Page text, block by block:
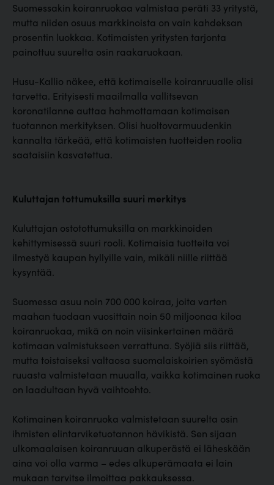
Suomessakin koiranruokaa valmistaa peräti 33 yritystä,
mutta niiden osuus markkinoista on vain kahdeksan
prosentin luokkaa. Kotimaisten yritysten tarjonta
painottuu suurelta osin raakaruokaan.
Husu-Kallio näkee, että kotimaiselle koiranruualle olisi
tarvetta. Erityisesti maailmalla vallitsevan
koronatilanne auttaa hahmottamaan kotimaisen
tuotannon merkityksen. Olisi huoltovarmuudenkin
kannalta tärkeää, että kotimaisten tuotteiden roolia
saataisiin kasvatettua.
Kuluttajan tottumuksilla suuri merkitys
Kuluttajan ostotottumuksilla on markkinoiden
kehittymisessä suuri rooli. Kotimaisia tuotteita voi
ilmestyä kaupan hyllyille vain, mikäli niille riittää
kysyntää.
Suomessa asuu noin 700 000 koiraa, joita varten
maahan tuodaan vuosittain noin 50 miljoonaa kiloa
koiranruokaa, mikä on noin viisinkertainen määrä
kotimaan valmistukseen verrattuna. Syöjiä siis riittää,
mutta toistaiseksi valtaosa suomalaiskoirien syömästä
ruuasta valmistetaan muualla, vaikka kotimainen ruoka
on laadultaan hyvä vaihtoehto.
Kotimainen koiranruoka valmistetaan suurelta osin
ihmisten elintarviketuotannon hävikistä. Sen sijaan
ulkomaalaisen koiranruuan alkuperästä ei läheskään
aina voi olla varma – edes alkuperämaata ei lain
mukaan tarvitse ilmoittaa pakkauksessa.